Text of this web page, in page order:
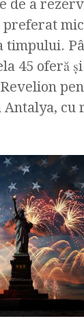
de a
timpului.
45 oferă
cu